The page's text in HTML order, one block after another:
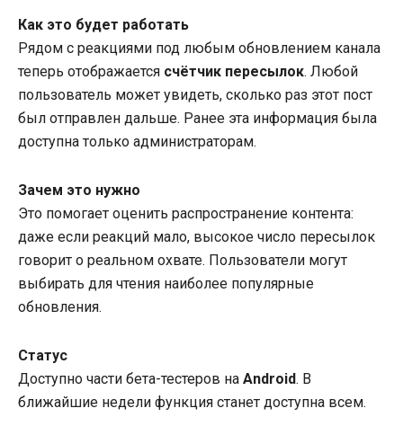
Как это будет работать
Рядом с реакциями под любым обновлением канала
теперь отображается счётчик пересылок. Любой
пользователь может увидеть, сколько раз этот пост
был отправлен дальше. Ранее эта информация была
доступна только администраторам.
Зачем это нужно
Это помогает оценить распространение контента:
даже если реакций мало, высокое число пересылок
говорит о реальном охвате. Пользователи могут
выбирать для чтения наиболее популярные
обновления.
Статус
Доступно части бета-тестеров на Android. В
ближайшие недели функция станет доступна всем.